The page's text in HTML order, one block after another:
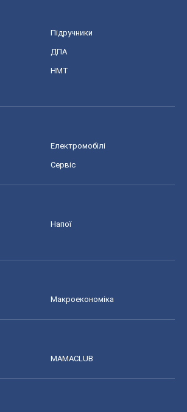
Підручники
ДПА
НМТ
Електромобілі
Сервіс
Напої
Макроекономіка
MAMACLUB